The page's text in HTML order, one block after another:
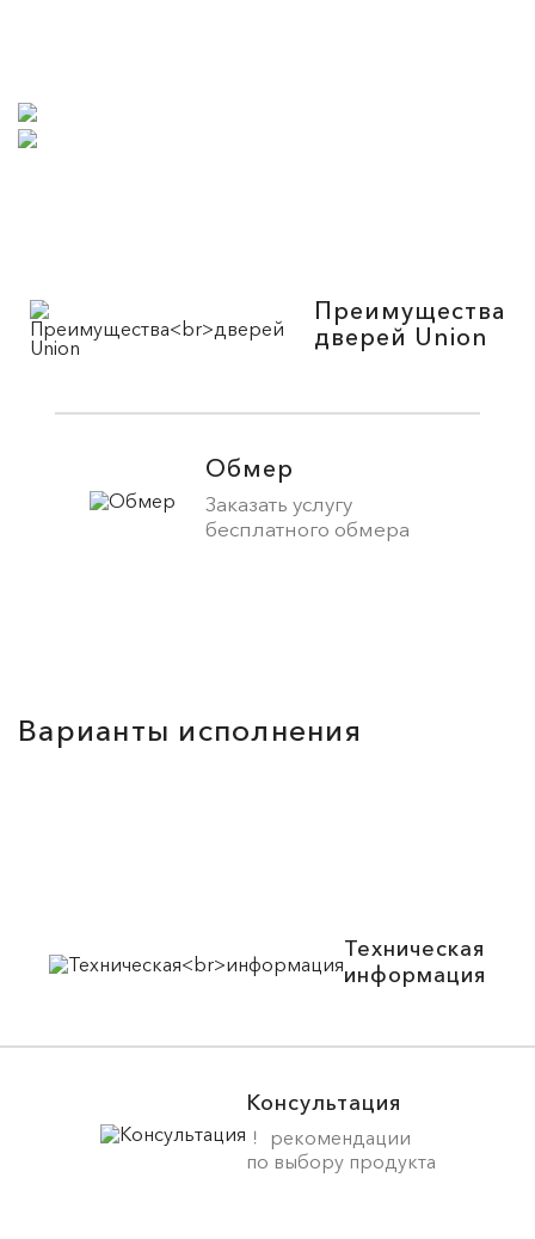
Преимущества
дверей Union
Обмер
Заказать услугу
бесплатного обмера
Варианты исполнения
Техническая
информация
Консультация
рекомендации
по выбору продукта